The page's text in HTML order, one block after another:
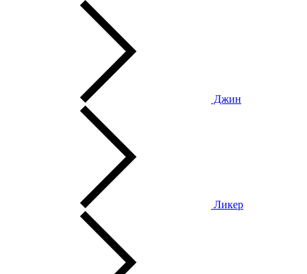
Джин
Ликер